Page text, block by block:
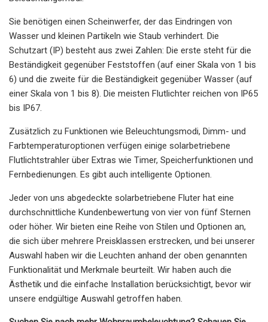
Sie benötigen einen Scheinwerfer, der das Eindringen von
Wasser und kleinen Partikeln wie Staub verhindert. Die
Schutzart (IP) besteht aus zwei Zahlen: Die erste steht für die
Beständigkeit gegenüber Feststoffen (auf einer Skala von 1 bis
6) und die zweite für die Beständigkeit gegenüber Wasser (auf
einer Skala von 1 bis 8). Die meisten Flutlichter reichen von IP65
bis IP67.
Zusätzlich zu Funktionen wie Beleuchtungsmodi, Dimm- und
Farbtemperaturoptionen verfügen einige solarbetriebene
Flutlichtstrahler über Extras wie Timer, Speicherfunktionen und
Fernbedienungen. Es gibt auch intelligente Optionen.
Jeder von uns abgedeckte solarbetriebene Fluter hat eine
durchschnittliche Kundenbewertung von vier von fünf Sternen
oder höher. Wir bieten eine Reihe von Stilen und Optionen an,
die sich über mehrere Preisklassen erstrecken, und bei unserer
Auswahl haben wir die Leuchten anhand der oben genannten
Funktionalität und Merkmale beurteilt. Wir haben auch die
Ästhetik und die einfache Installation berücksichtigt, bevor wir
unsere endgültige Auswahl getroffen haben.